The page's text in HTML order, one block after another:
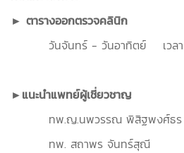
► ตารางออกตรวจคลินิก
วันจันทร์ - วันอาทิตย์ เวลา
►แนะนำแพทย์ผู้เชี่ยวชาญ
ทพ.ญ.นพวรรณ พิสิฐพงศ์ธร
ทพ. สถาพร จันทร์สุณี